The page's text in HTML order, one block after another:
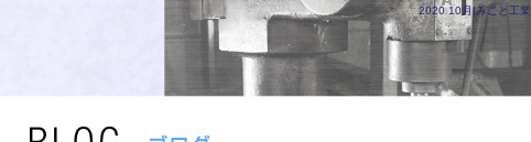
2020 10月|みこと工業